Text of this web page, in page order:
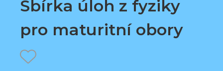
Sbírka úloh z fyziky
pro maturitní obory